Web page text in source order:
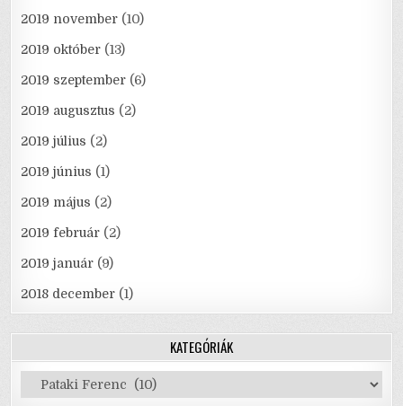
2019 november (10)
2019 október (13)
2019 szeptember (6)
2019 augusztus (2)
2019 július (2)
2019 június (1)
2019 május (2)
2019 február (2)
2019 január (9)
2018 december (1)
KATEGÓRIÁK
Kategóriák